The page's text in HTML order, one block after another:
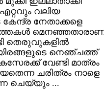
വലിയ
കേന്ദ്ര നേതാക്കളെ
തെരുവുകളില്‍
നെഞ്ചത്ത്‌
വേണ്ടി മാത്രം
ചരിത്രം നാളെ
ചെയ്യും ...